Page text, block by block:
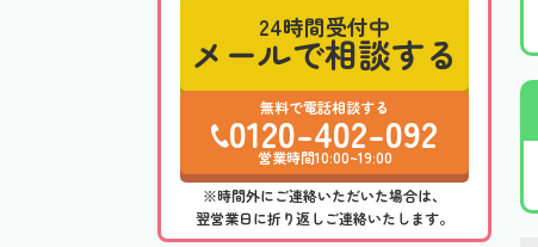
24時間受付中
メールで相談する
無料で電話相談する
0120-402-092
営業時間10:00~19:00
※時間外にご連絡いただいた場合は、
翌営業日に折り返しご連絡いたします。